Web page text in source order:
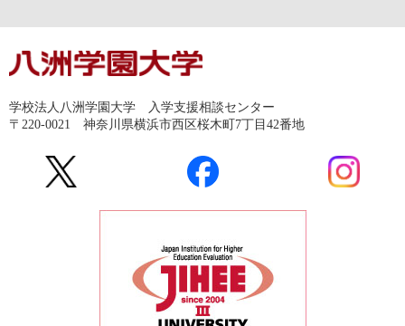
学校法人八洲学園大学 入学支援相談センター
〒220-0021 神奈川県横浜市西区桜木町7丁目42番地